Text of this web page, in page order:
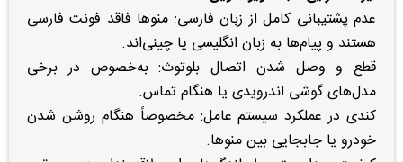
عدم پشتیبانی کامل از زبان فارسی: منوها فاقد فونت فارسی
هستند و پیام‌ها به زبان انگلیسی یا چینی‌اند.
قطع و وصل شدن اتصال بلوتوث: به‌خصوص در برخی
مدل‌های گوشی اندرویدی یا هنگام تماس.
کندی در عملکرد سیستم عامل: مخصوصاً هنگام روشن شدن
خودرو یا جابجایی بین منوها.